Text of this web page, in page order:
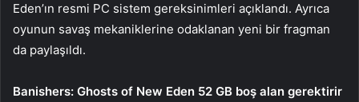
Eden’ın resmi PC sistem gereksinimleri açıklandı. Ayrıca
oyunun savaş mekaniklerine odaklanan yeni bir fragman
da paylaşıldı.
Banishers: Ghosts of New Eden 52 GB boş alan gerektirir